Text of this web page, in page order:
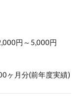
円～5,000円
ヶ月分(前年度実績)